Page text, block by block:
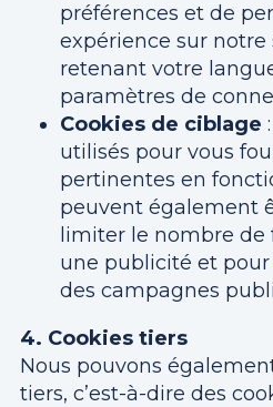
préférences et de
expérience sur
retenant votre
paramètres de
Cookies de ciblage
utilisés pour vous
pertinentes en
peuvent également
limiter le nombre de
une publicité et pour
des campagnes
4. Cookies tiers
Nous pouvons
tiers, c’est-à-dire des